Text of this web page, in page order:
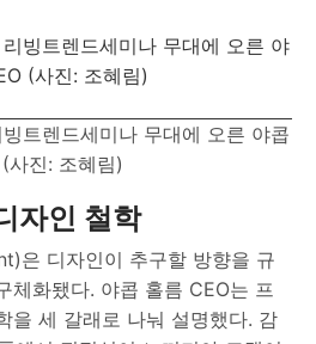
트렌드세미나 무대에 오른 야콥
사진: 조혜림)
자인 철학
은 디자인이 추구할 방향을 규
체화됐다. 야콥 홀름 CEO는 프
을 세 갈래로 나눠 설명했다. 감